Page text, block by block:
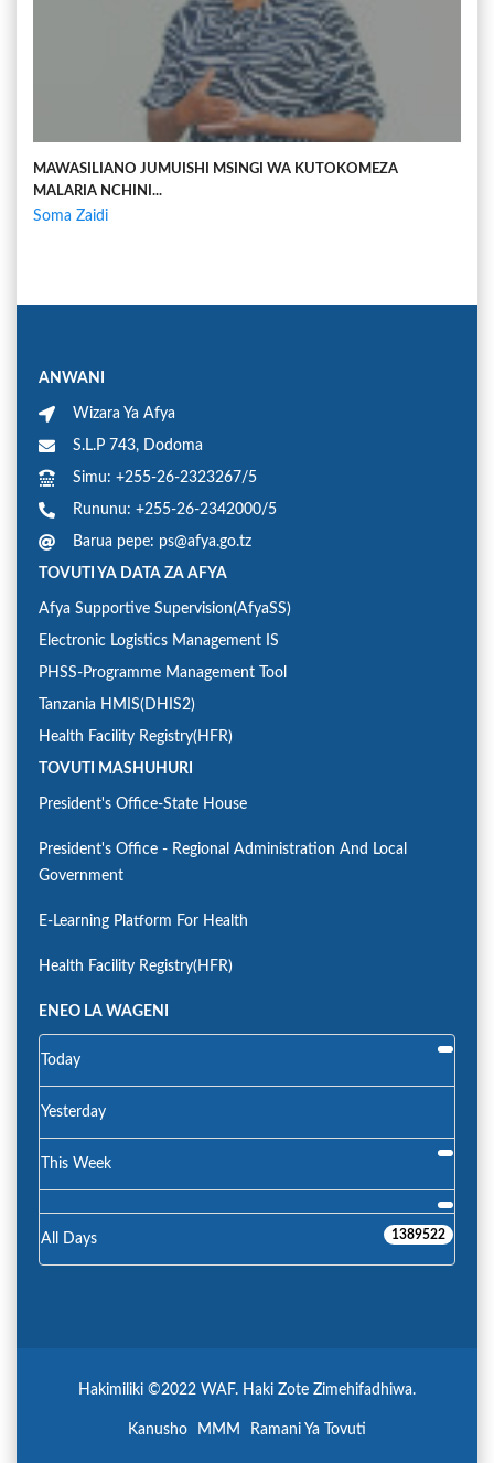
MAWASILIANO JUMUISHI MSINGI WA KUTOKOMEZA
MALARIA NCHINI...
Soma Zaidi
ANWANI
Wizara Ya Afya
S.L.P 743, Dodoma
Simu: +255-26-2323267/5
Rununu: +255-26-2342000/5
Barua pepe: ps@afya.go.tz
TOVUTI YA DATA ZA AFYA
Afya Supportive Supervision(AfyaSS)
Electronic Logistics Management IS
PHSS-Programme Management Tool
Tanzania HMIS(DHIS2)
Health Facility Registry(HFR)
TOVUTI MASHUHURI
President's Office-State House
President's Office - Regional Administration And Local
Government
E-Learning Platform For Health
Health Facility Registry(HFR)
ENEO LA WAGENI
Today
Yesterday
This Week
All Days 1389522
Hakimiliki ©2022 WAF. Haki Zote Zimehifadhiwa.
Kanusho MMM Ramani Ya Tovuti